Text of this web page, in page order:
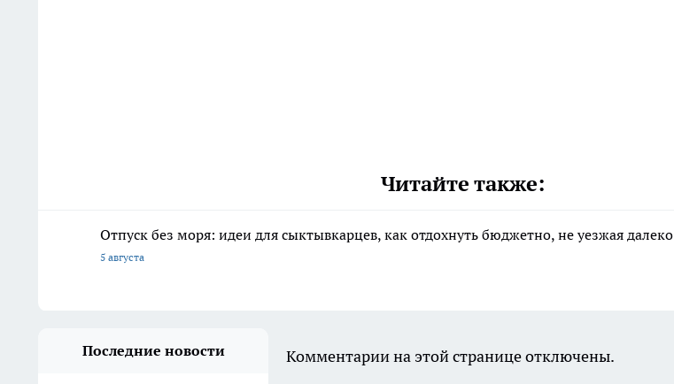
Читайте также:
Отпуск без моря: идеи для сыктывкарцев, как отдохнуть бюджетно, не уезжая далеко
5 августа
Последние новости Комментарии на этой странице отключены.